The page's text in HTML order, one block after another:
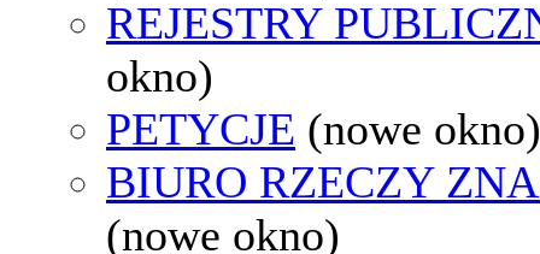
REJESTRY
okno)
PETYCJE (nowe okno)
BIURO RZECZY
(nowe okno)